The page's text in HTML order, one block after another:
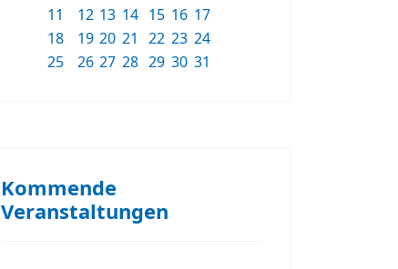
11
12 13 14 15 16 17
18
19 20 21 22 23 24
25
26 27 28 29 30 31
Kommende
Veranstaltungen